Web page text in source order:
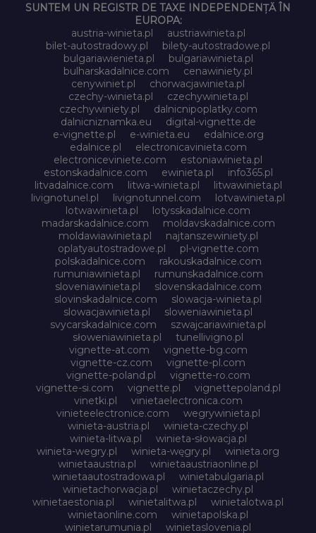
SUNTEM UN REGISTR DE TAXE INDEPENDENȚĂ ÎN
EUROPA:
austria-winieta.pl
austriawinieta.pl
bilet-autostradowy.pl
bilety-autostradowe.pl
bulgariawienieta.pl
bulgariawinieta.pl
bulharskadalnice.com
cenawiniety.pl
cenywiniet.pl
chorwacjawinieta.pl
czechy-winieta.pl
czechywinieta.pl
czechywiniety.pl
dalnicnipoplatky.com
dalnicniznamka.eu
digital-vignette.de
e-vignette.pl
e-winieta.eu
edalnice.org
edalnice.pl
electronicavinieta.com
electroniceviniete.com
estoniawinieta.pl
estonskadalnice.com
ewinieta.pl
info365.pl
litvadalnice.com
litwa-winieta.pl
litwawinieta.pl
livignotunel.pl
livignotunnel.com
lotvawinieta.pl
lotwawinieta.pl
lotysskadalnice.com
madarskadalnice.com
moldavskadalnice.com
moldawiawinieta.pl
najtanszewiniety.pl
oplatyautostradowe.pl
pl-vignette.com
polskadalnice.com
rakouskadalnice.com
rumuniawinieta.pl
rumunskadalnice.com
sloveniawinieta.pl
slovenskadalnice.com
slovinskadalnice.com
slowacja-winieta.pl
slowacjawinieta.pl
sloweniawinieta.pl
svycarskadalnice.com
szwajcariawinieta.pl
słoweniawinieta.pl
tunellivigno.pl
vignette-at.com
vignette-bg.com
vignette-cz.com
vignette-pl.com
vignette-poland.pl
vignette-ro.com
vignette-si.com
vignette.pl
vignettepoland.pl
vinetki.pl
vinietaelectronica.com
vinieteelectronice.com
wegrywinieta.pl
winieta-austria.pl
winieta-czechy.pl
winieta-litwa.pl
winieta-słowacja.pl
winieta-wegry.pl
winieta-węgry.pl
winieta.org
winietaaustria.pl
winietaaustriaonline.pl
winietaautostradowa.pl
winietabulgaria.pl
winietachorwacja.pl
winietaczechy.pl
winietaestonia.pl
winietalitwa.pl
winietalotwa.pl
winietaonline.com
winietapolska.pl
winietarumunia.pl
winietaslovenia.pl